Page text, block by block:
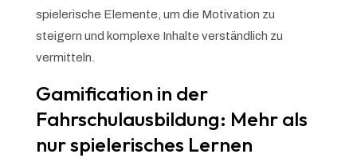
spielerische Elemente, um die Motivation zu
steigern und komplexe Inhalte verständlich zu
vermitteln.
Gamification in der
Fahrschulausbildung: Mehr als
nur spielerisches Lernen